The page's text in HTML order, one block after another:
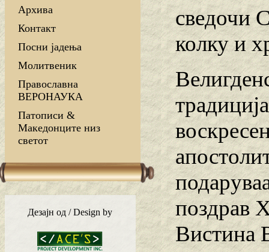
Архива
Контакт
Посни јадења
Молитвеник
Православна
ВЕРОНАУКА
Патописи &
Македонците низ
светот
Дезајн од / Design by
сведочи
колку и
поздрав
Вистина